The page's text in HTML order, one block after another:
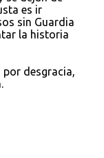
es ir
sin Guardia
la historia
por desgracia,